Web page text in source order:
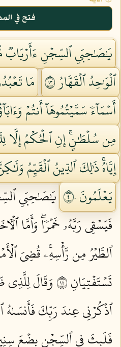
فتح في
يَٰصَٰحِبَيِ ٱلسِّجۡنِ ءَأَرۡبَابٞ
ٱلۡوَٰحِدُ ٱلۡقَهَّارُ ٣٩
مَا
أَسۡمَآءٗ سَمَّيۡتُمُوهَآ أَنتُمۡ
مِن سُلۡطَٰنٍۚ إِنِ ٱلۡحُكۡمُ إِلَّا
إِيَّاهُۚ ذَٰلِكَ ٱلدِّينُ ٱلۡقَيِّمُ
يَعۡلَمُونَ ٤٠
يَٰصَٰحِبَيِ
فَيَسۡقِي رَبَّهُۥ خَمۡرٗاۖ وَأَمَّا
ٱلطَّيۡرُ مِن رَّأۡسِهِۦۚ قُضِيَ
تَسۡتَفۡتِيَانِ ٤١
وَقَالَ لِلَّذِي
ٱذۡكُرۡنِي عِندَ رَبِّكَ
فَلَبِثَ فِي ٱلسِّجۡنِ بِضۡعَ سِنِينَ